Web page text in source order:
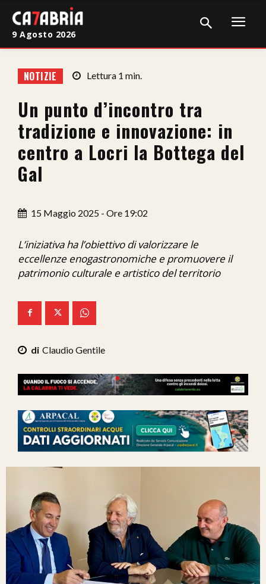
Cronaca
Giudiziaria
Politica
Sport
Sanità
Economia
Ita-Mondo
C7 Play
We Calabria
Mix Zone
9 Agosto 2026
NOTIZIE Lettura 1 min.
Un punto d’incontro tra
tradizione e innovazione: in
centro a Locri la Bottega del
Gal
15 Maggio 2025 - Ore 19:02
L’iniziativa ha l’obiettivo di valorizzare le
eccellenze enogastronomiche e promuovere il
patrimonio culturale e artistico del territorio
Claudio Gentile